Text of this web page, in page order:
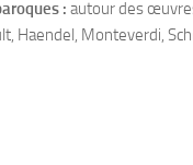
: autour des
Haendel, Monteverdi,